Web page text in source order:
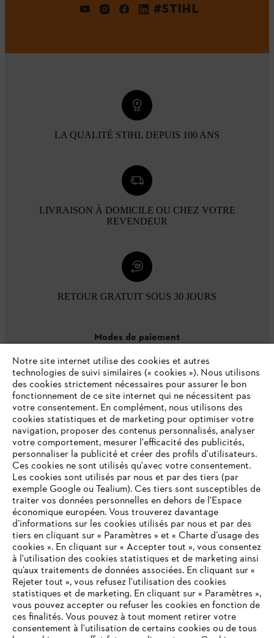
#STIHL
LA QUALITÉ STIHL DEPUIS 100 ANS
LIVRAISON À DOMICILE OU CHEZ VOTRE
REVENDEUR
RETOUR GRATUIT SOUS 30 JOURS
Modes de paiement
L'Entreprise
Questions / Réponses
Service
VOTRE NAVIGATEUR INTERNET
N'EST PLUS PRIS EN CHARGE
Vous utilisez un navigateur Internet que nous ne prenons plus
Notre site internet utilise des cookies et autres
technologies de suivi similaires (« cookies »). Nous utilisons
des cookies strictement nécessaires pour assurer le bon
fonctionnement de ce site internet qui ne nécessitent pas
votre consentement. En complément, nous utilisons des
cookies statistiques et de marketing pour optimiser votre
navigation, proposer des contenus personnalisés, analyser
votre comportement, mesurer l'efficacité des publicités,
personnaliser la publicité et créer des profils d'utilisateurs.
Ces cookies ne sont utilisés qu'avec votre consentement.
Les cookies sont utilisés par nous et par des tiers (par
exemple Google ou Tealium). Ces tiers sont susceptibles de
traiter vos données personnelles en dehors de l'Espace
économique européen. Vous trouverez davantage
d’informations sur les cookies utilisés par nous et par des
tiers en cliquant sur « Paramètres » et « Charte d’usage des
cookies ». En cliquant sur « Accepter tout », vous consentez
à l'utilisation des cookies statistiques et de marketing ainsi
qu’aux traitements de données associées. En cliquant sur «
Rejeter tout », vous refusez l'utilisation des cookies
statistiques et de marketing. En cliquant sur « Paramètres »,
vous pouvez accepter ou refuser les cookies en fonction de
ces finalités. Vous pouvez à tout moment retirer votre
consentement à l'utilisation de certains cookies ou de tous